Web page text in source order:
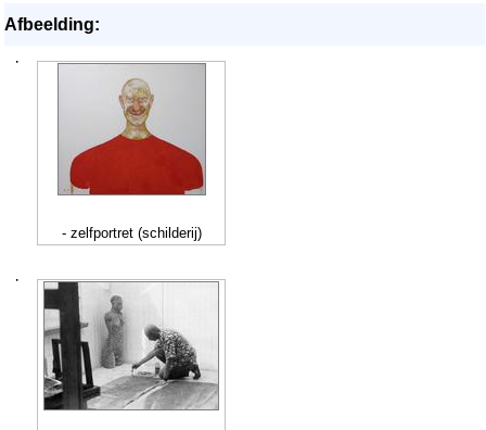
Afbeelding:
·
- zelfportret (schilderij)
·